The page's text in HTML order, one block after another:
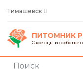
Тимашевск
ПИТОМНИК
Саженцы из